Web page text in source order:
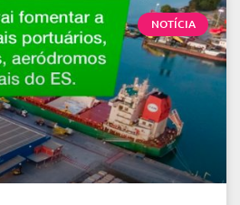
NOTÍCIA